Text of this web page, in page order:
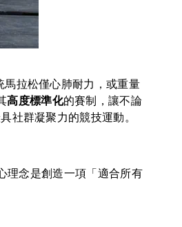
拉松僅心肺耐力，或重量
高度標準化的賽制，讓不論
社群凝聚力的競技運動。
理念是創造一項「適合所有